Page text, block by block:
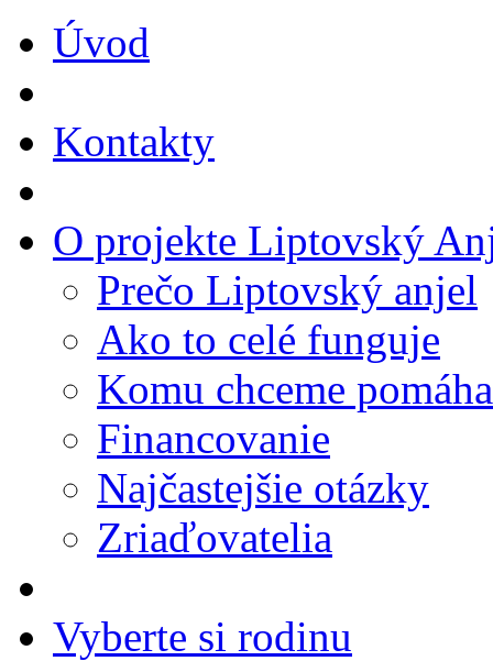
Úvod
Kontakty
O projekte Liptovský
Prečo Liptovský anjel
Ako to celé funguje
Komu chceme
Financovanie
Najčastejšie otázky
Zriaďovatelia
Vyberte si rodinu